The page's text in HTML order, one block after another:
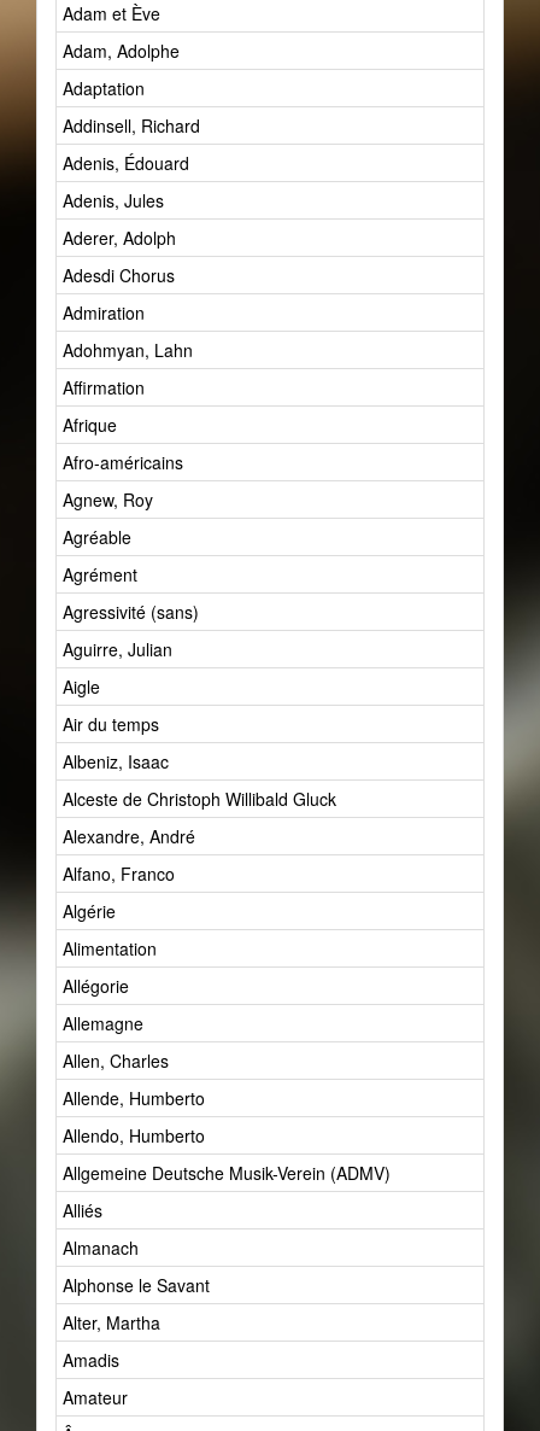
Adam et Ève
Adam, Adolphe
Adaptation
Addinsell, Richard
Adenis, Édouard
Adenis, Jules
Aderer, Adolph
Adesdi Chorus
Admiration
Adohmyan, Lahn
Affirmation
Afrique
Afro-américains
Agnew, Roy
Agréable
Agrément
Agressivité (sans)
Aguirre, Julian
Aigle
Air du temps
Albeniz, Isaac
Alceste de Christoph Willibald Gluck
Alexandre, André
Alfano, Franco
Algérie
Alimentation
Allégorie
Allemagne
Allen, Charles
Allende, Humberto
Allendo, Humberto
Allgemeine Deutsche Musik-Verein (ADMV)
Alliés
Almanach
Alphonse le Savant
Alter, Martha
Amadis
Amateur